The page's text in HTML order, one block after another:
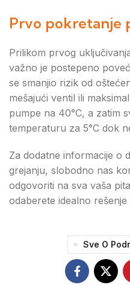
Prvo pokretanje
Prilikom prvog
važno je postepeno
se smanjio rizik od
mešajući ventil ili
pumpe na 40°C, a zatim
temperaturu za 5°C dok
Za dodatne informacije o
grejanju, slobodno nas
odgovoriti na sva vaša
odaberete idealno rešenje
Sve O